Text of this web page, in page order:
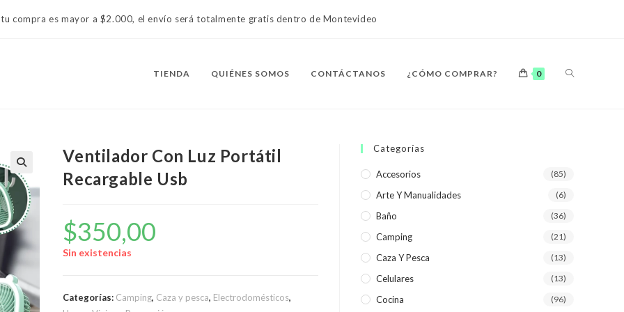
compra es mayor a $2.000, el envío será totalmente gratis dentro de Montevideo
TIENDA QUIÉNES SOMOS CONTÁCTANOS ¿CÓMO COMPRAR? 0 ALTERNAR
DE
LA
Ventilador Con Luz Portátil
Recargable Usb
$350,00
Sin existencias
Categorías: Camping, Caza y pesca, Electrodomésticos,
Categorías
Accesorios (85)
Arte Y Manualidades (6)
Baño (36)
Camping (21)
Caza Y Pesca (13)
Celulares (13)
Cocina (96)